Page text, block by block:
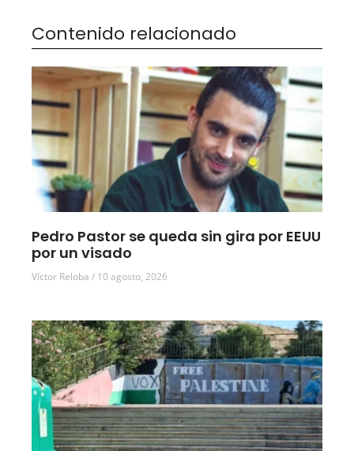
Contenido relacionado
Pedro Pastor se queda sin gira por EEUU
por un visado
Víctor Reloba 10 agosto, 2026